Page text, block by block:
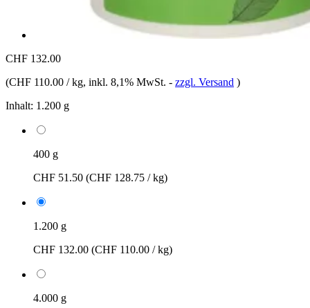
CHF 132.00
(CHF 110.00 / kg, inkl. 8,1% MwSt. - zzgl. Versand )
Inhalt: 1.200 g
400 g
CHF 51.50 (CHF 128.75 / kg)
1.200 g
CHF 132.00 (CHF 110.00 / kg)
4.000 g